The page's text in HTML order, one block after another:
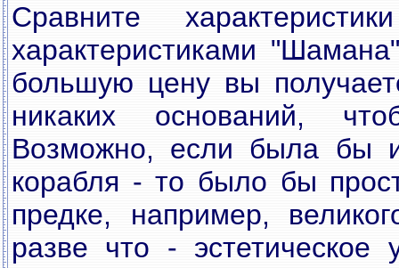
Сравните
характеристиками
большую цену вы
никаких оснований,
Возможно, если была бы
корабля - то было бы
предке, например,
разве что - эстетическое